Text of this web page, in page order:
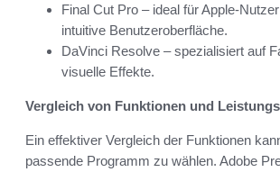
Final Cut Pro – ideal für Apple-
intuitive Benutzeroberfläche.
DaVinci Resolve – spezialisiert auf
visuelle Effekte.
Vergleich von Funktionen und
Ein effektiver Vergleich der Funktionen
passende Programm zu wählen. Adobe